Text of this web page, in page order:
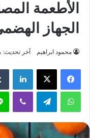
الأطعمة
الجهاز
محمود ابراهيم آخر تحديث: مايو
فيسبوك ‫X لينكدإن
واتساب تيلقرام